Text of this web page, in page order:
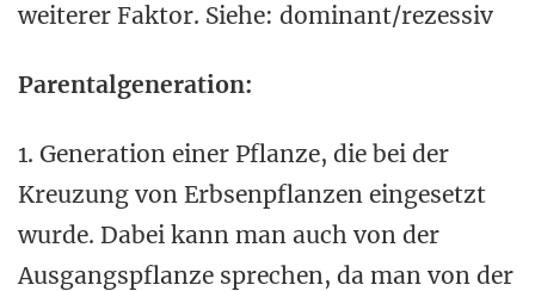
weiterer Faktor. Siehe: dominant/rezessiv
Parentalgeneration:
1. Generation einer Pflanze, die bei der
Kreuzung von Erbsenpflanzen eingesetzt
wurde. Dabei kann man auch von der
Ausgangspflanze sprechen, da man von der